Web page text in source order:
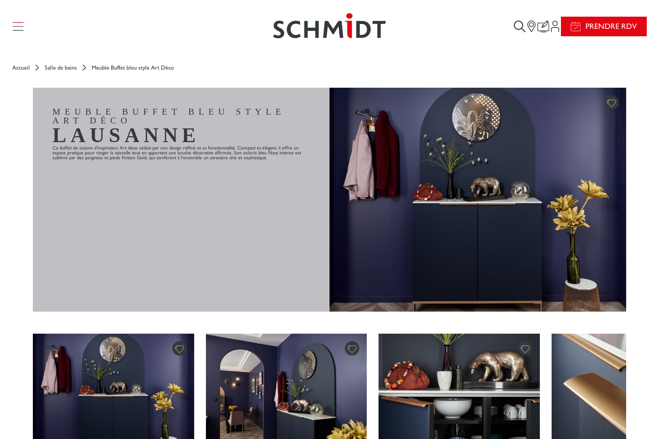
PRENDRE RDV
Accueil Salle de bains Meuble Buffet bleu style Art Déco
MEUBLE BUFFET BLEU STYLE
ART DÉCO
LAUSANNE
Ce buffet de cuisine d’inspiration Art déco séduit par son design raffiné et sa fonctionnalité. Compact et élégant, il offre un
espace pratique pour ranger la vaisselle tout en apportant une touche décorative affirmée. Son coloris bleu Navy intense est
sublimé par des poignées et pieds finition Gold, qui confèrent à l’ensemble un caractère chic et sophistiqué.